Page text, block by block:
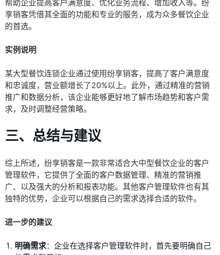
帮助企业提高客户满意度、优化业务流程、增加收入等。纷
享销客凭借其全面的功能和专业的服务，成为众多餐饮企业
的首选。
实例说明
某大型餐饮连锁企业通过使用纷享销客，提高了客户满意度
和忠诚度，营业额增长了20%以上。此外，通过精准的营销
推广和数据分析，该企业能够更好地了解市场趋势和客户需
求，及时调整经营策略。
三、总结与建议
综上所述，纷享销客是一款非常适合大中型餐饮企业的客户
管理软件，它提供了全面的客户数据管理、精准的营销推
广、以及强大的分析和报表功能。其他客户管理软件也有其
独特的优势，企业可以根据自己的需求选择合适的软件。
进一步的建议
明确需求：企业在选择客户管理软件时，首先要明确自己